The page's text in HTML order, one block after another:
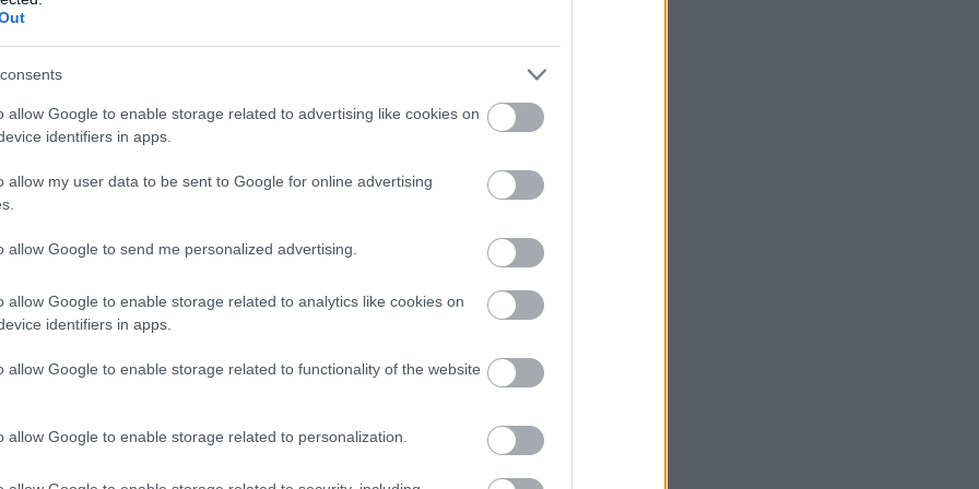
allow Google to enable storage related to advertising like cookies on
identifiers in apps.
allow my user data to be sent to Google for online advertising
allow Google to send me personalized advertising.
allow Google to enable storage related to analytics like cookies on
identifiers in apps.
allow Google to enable storage related to functionality of the website
allow Google to enable storage related to personalization.
virs militārās
pamanīti
Pierīgā notikusi smaga
notikuma vietas
jaunieši mājā uzturējušies vien aptuveni 10
nedaudz pastaigāties un devušies ar kājām uz
telefons ticis izslēgts.